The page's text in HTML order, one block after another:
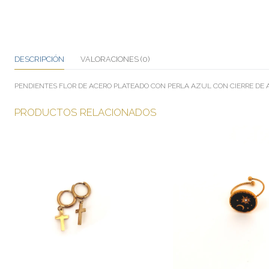
DESCRIPCIÓN VALORACIONES (0)
PENDIENTES FLOR DE ACERO PLATEADO CON PERLA AZUL CON CIERRE DE
PRODUCTOS RELACIONADOS